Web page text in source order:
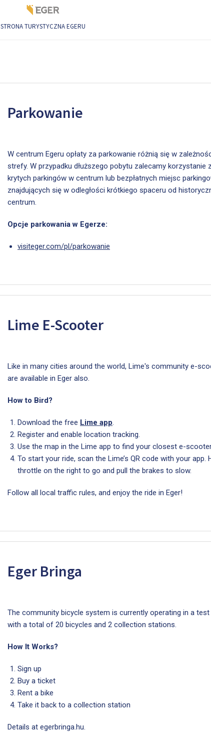
STRONA TURYSTYCZNA EGERU
Parkowanie
W centrum Egeru opłaty za parkowanie różnią się w
strefy. W przypadku dłuższego pobytu zalecamy korzystanie z
krytych parkingów w centrum lub bezpłatnych miejsc
znajdujących się w odległości krótkiego spaceru od
centrum.
Opcje parkowania w Egerze:
visiteger.com/pl/parkowanie
Lime E-Scooter
Like in many cities around the world, Lime's community e-
are available in Eger also.
How to Bird?
Download the free Lime app.
Register and enable location tracking.
Use the map in the Lime app to find your closest e-
To start your ride, scan the Lime’s QR code with your app.
throttle on the right to go and pull the brakes to slow.
Follow all local traffic rules, and enjoy the ride in Eger!
Eger Bringa
The community bicycle system is currently operating in a test
with a total of 20 bicycles and 2 collection stations.
How It Works?
Sign up
Buy a ticket
Rent a bike
Take it back to a collection station
Details at egerbringa.hu.